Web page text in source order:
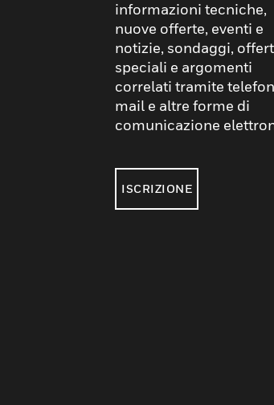
informazioni tecniche,
nuove offerte, eventi e
notizie, sondaggi,
speciali e argomenti
correlati tramite
mail e altre forme di
comunicazione
ISCRIZIONE